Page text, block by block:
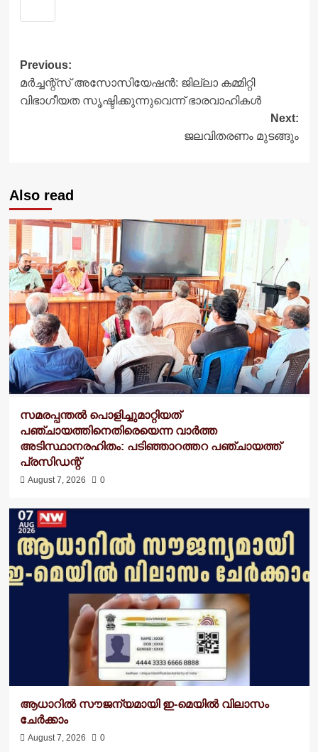
Post
navigation
Previous:
മർച്ചന്റ്സ് അസോസിയേഷൻ: ജില്ലാ കമ്മിറ്റി
വിഭാഗീയത സൃഷ്ടിക്കുന്നുവെന്ന് ഭാരവാഹികൾ
Next:
ജലവിതരണം മുടങ്ങും
Also read
സമരപ്പന്തൽ പൊളിച്ചുമാറ്റിയത്
പഞ്ചായത്തിനെതിരെയെന്ന വാർത്ത
അടിസ്ഥാനരഹിതം: പടിഞ്ഞാറത്തറ പഞ്ചായത്ത്
പ്രസിഡന്റ്
August 7, 2026 0
ആധാറിൽ സൗജന്യമായി ഇ-മെയിൽ വിലാസം
ചേർക്കാം
August 7, 2026 0